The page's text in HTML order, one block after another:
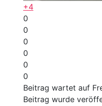
+4
0
0
0
0
0
0
Beitrag wartet auf
Beitrag wurde